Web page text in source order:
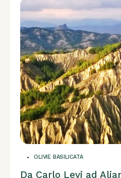
OLIVIE BASILICATA
Da Carlo Levi ad